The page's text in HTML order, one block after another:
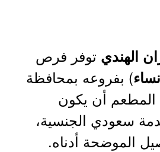
الهندي توفر فرص
) بفروعه بمحافظة
أن يكون
سعودي الجنسية،
الموضحة أدناه.